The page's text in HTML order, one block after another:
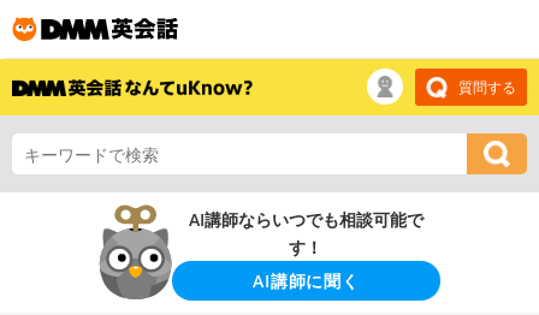
質問する
AI講師ならいつでも相談可能で
す！
AI講師に聞く